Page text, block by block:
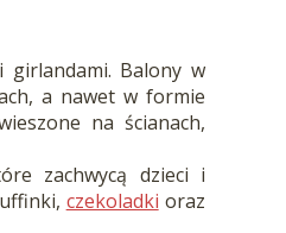
Balony w
a nawet w formie
na ścianach,
zachwycą dzieci i
czekoladki oraz